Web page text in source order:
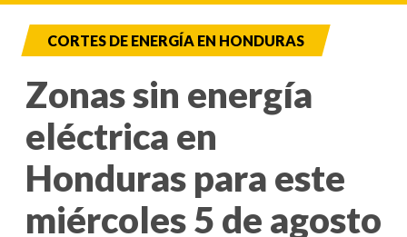
CORTES DE ENERGÍA EN HONDURAS
Zonas sin energía
eléctrica en
Honduras para este
miércoles 5 de agosto